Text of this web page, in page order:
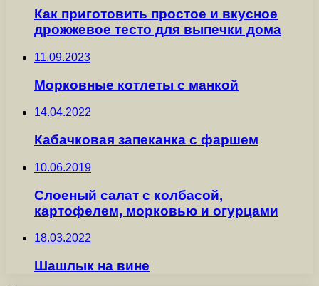
Как приготовить простое и вкусное
дрожжевое тесто для выпечки дома
11.09.2023
Морковные котлеты с манкой
14.04.2022
Кабачковая запеканка с фаршем
10.06.2019
Слоеный салат с колбасой,
картофелем, морковью и огурцами
18.03.2022
Шашлык на вине